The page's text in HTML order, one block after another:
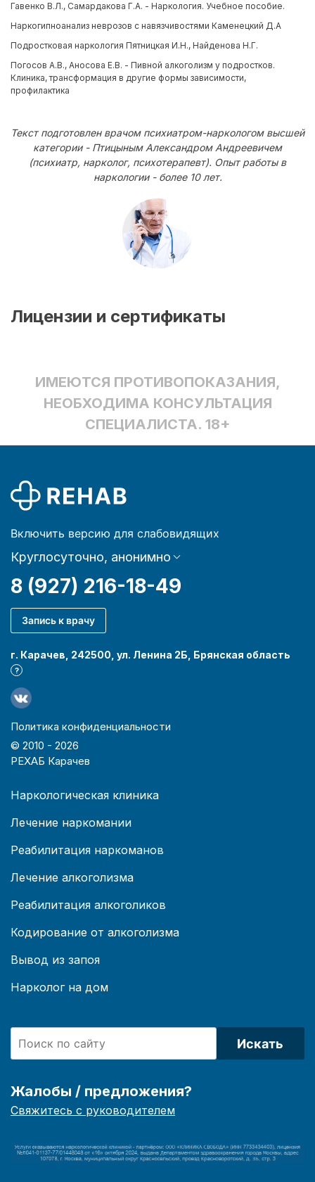
Гавенко В.Л., Самардакова Г.А. - Наркология. Учебное пособие.
Наркогипноанализ неврозов с навязчивостями Каменецкий Д.А
Подростковая наркология Пятницкая И.Н., Найденова Н.Г.
Погосов А.В., Аносова Е.В. - Пивной алкоголизм у подростков.
Клиника, трансформация в другие формы зависимости,
профилактика
Текст подготовлен врачом психиатром-наркологом высшей
категории - Птицыным Александром Андреевичем
(психиатр, нарколог, психотерапевт). Опыт работы в
наркологии - более 10 лет.
Лицензии и сертификаты
ИМЕЮТСЯ ПРОТИВОПОКАЗАНИЯ,
НЕОБХОДИМА КОНСУЛЬТАЦИЯ
СПЕЦИАЛИСТА. 18+
Включить версию для слабовидящих
Круглосуточно, анонимно
8 (927) 216-18-49
Запись к врачу
г. Карачев, 242500, ул. Ленина 2Б, Брянская область
?
Политика конфиденциальности
© 2010 - 2026
РЕХАБ Карачев
Наркологическая клиника
Лечение наркомании
Реабилитация наркоманов
Лечение алкоголизма
Реабилитация алкоголиков
Кодирование от алкоголизма
Вывод из запоя
Нарколог на дом
Искать
Жалобы / предложения?
Свяжитесь с руководителем